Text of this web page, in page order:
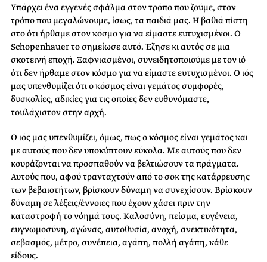
Υπάρχει ένα εγγενές σφάλμα στον τρόπο που ζούμε, στον
τρόπο που μεγαλώνουμε, ίσως, τα παιδιά μας. Η βαθιά πίστη
στο ότι ήρθαμε στον κόσμο για να είμαστε ευτυχισμένοι. Ο
Schopenhauer το σημείωσε αυτό. Έζησε κι αυτός σε μια
σκοτεινή εποχή. Ξαφνιασμένοι, συνειδητοποιούμε με τον ιό
ότι δεν ήρθαμε στον κόσμο για να είμαστε ευτυχισμένοι. Ο ιός
μας υπενθυμίζει ότι ο κόσμος είναι γεμάτος συμφορές,
δυσκολίες, αδικίες για τις οποίες δεν ευθυνόμαστε,
τουλάχιστον στην αρχή.
Ο ιός μας υπενθυμίζει, όμως, πως ο κόσμος είναι γεμάτος και
με αυτούς που δεν υποκύπτουν εύκολα. Με αυτούς που δεν
κουράζονται να προσπαθούν να βελτιώσουν τα πράγματα.
Αυτούς που, αφού τρανταχτούν από το σοκ της κατάρρευσης
των βεβαιοτήτων, βρίσκουν δύναμη να συνεχίσουν. Βρίσκουν
δύναμη σε λέξεις/έννοιες που έχουν χάσει πριν την
καταστροφή το νόημά τους. Καλοσύνη, πείσμα, ευγένεια,
ευγνωμοσύνη, αγώνας, αυτοθυσία, ανοχή, ανεκτικότητα,
σεβασμός, μέτρο, συνέπεια, αγάπη, πολλή αγάπη, κάθε
είδους.